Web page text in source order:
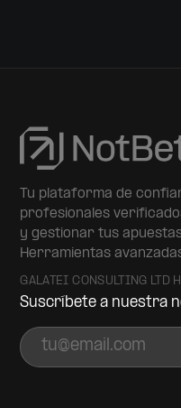
Tu plataforma de
profesionales
y gestionar tus
Herramientas
GALATEI CONSULTING LTD
Suscríbete a nuestra